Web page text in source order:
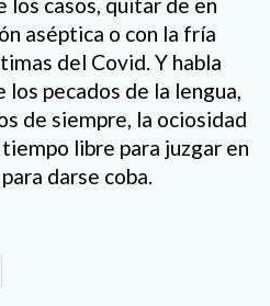
aséptica o con la fría
del Covid. Y habla
los pecados de la lengua,
de siempre, la ociosidad
libre para juzgar en
darse coba.